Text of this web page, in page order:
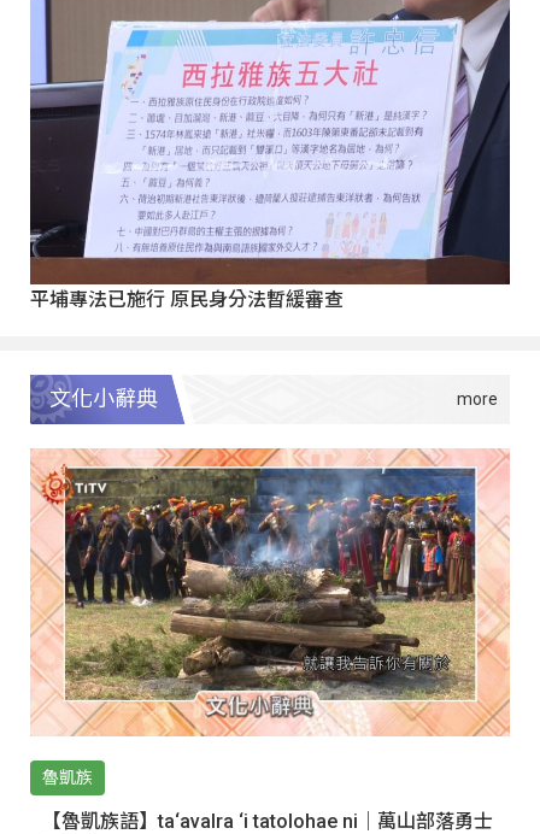
平埔專法已施行 原民身分法暫緩審查
文化小辭典
魯凱族
【魯凱族語】ta‘avalra ‘i tatolohae ni｜萬山部落勇士